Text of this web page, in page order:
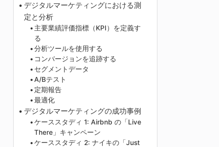
デジタルマーケティングにおける測
定と分析
主要業績評価指標（KPI）を定義す
る
分析ツールを使用する
コンバージョンを追跡する
セグメントデータ
A/Bテスト
定期報告
最適化
デジタルマーケティングの成功事例
ケーススタディ 1: Airbnb の「Live
There」キャンペーン
ケーススタディ 2: ナイキの「Just